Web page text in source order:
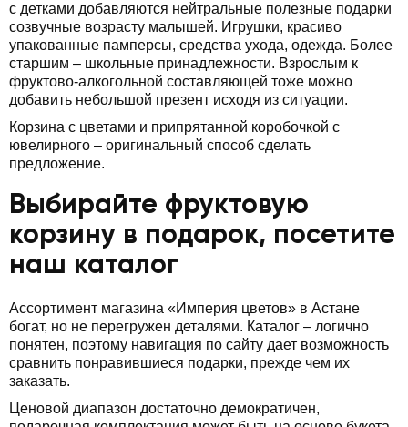
с детками добавляются нейтральные полезные подарки
созвучные возрасту малышей. Игрушки, красиво
упакованные памперсы, средства ухода, одежда. Более
старшим – школьные принадлежности. Взрослым к
фруктово-алкогольной составляющей тоже можно
добавить небольшой презент исходя из ситуации.
Корзина с цветами и припрятанной коробочкой с
ювелирного – оригинальный способ сделать
предложение.
Выбирайте фруктовую
корзину в подарок, посетите
наш каталог
Ассортимент магазина «Империя цветов» в Астане
богат, но не перегружен деталями. Каталог – логично
понятен, поэтому навигация по сайту дает возможность
сравнить понравившиеся подарки, прежде чем их
заказать.
Ценовой диапазон достаточно демократичен,